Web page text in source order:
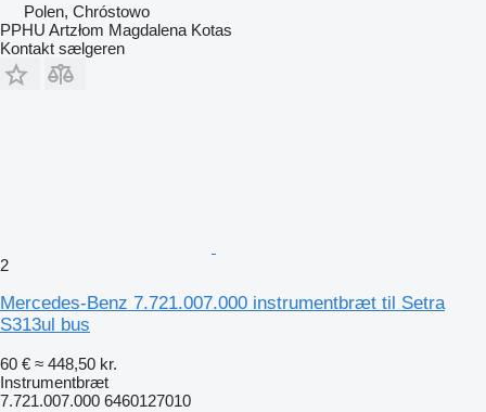
Polen, Chróstowo
PPHU Artzłom Magdalena Kotas
Kontakt sælgeren
2
Mercedes-Benz 7.721.007.000 instrumentbræt til Setra
S313ul bus
60 € ≈ 448,50 kr.
Instrumentbræt
7.721.007.000 6460127010